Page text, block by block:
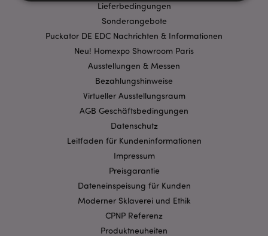
Lieferbedingungen
Sonderangebote
Puckator DE EDC Nachrichten & Informationen
Neu! Homexpo Showroom Paris
Ausstellungen & Messen
Bezahlungshinweise
Virtueller Ausstellungsraum
AGB Geschäftsbedingungen
Datenschutz
Leitfaden für Kundeninformationen
Impressum
Preisgarantie
Dateneinspeisung für Kunden
Moderner Sklaverei und Ethik
CPNP Referenz
Produktneuheiten
Unbedingt notwendige
Leistungs
Streng-notwendige-Cookies ermöglichen
Kernfunktionen der Website wie die
Benutzeranmeldung und die Kontoverwaltung.
Ohne unbedingt notwendige cookies kann die
Website nicht richtig genutzt werden.